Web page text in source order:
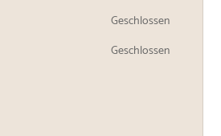
Geschlossen
Geschlossen